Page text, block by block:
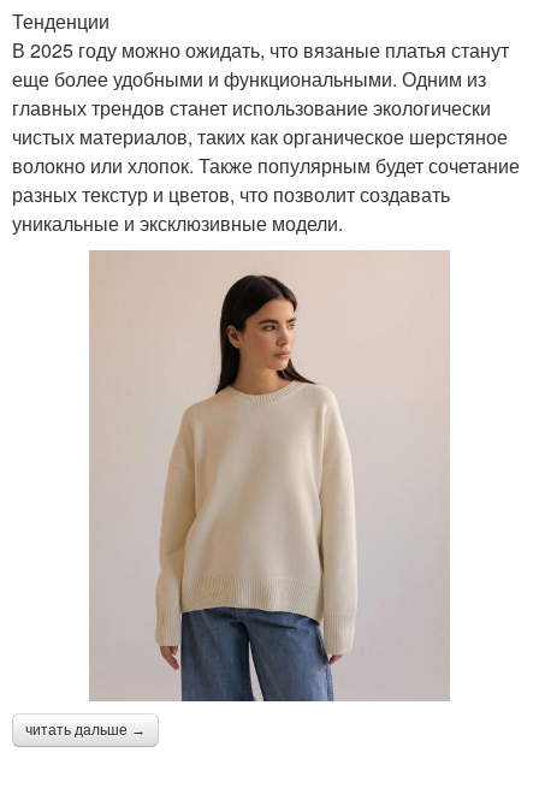
Тенденции
В 2025 году можно ожидать, что вязаные платья станут
еще более удобными и функциональными. Одним из
главных трендов станет использование экологически
чистых материалов, таких как органическое шерстяное
волокно или хлопок. Также популярным будет сочетание
разных текстур и цветов, что позволит создавать
уникальные и эксклюзивные модели.
читать дальше →